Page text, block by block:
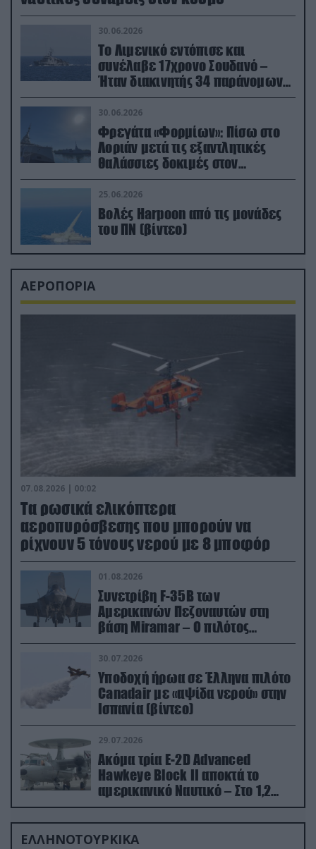
30.06.2026
Το Λιμενικό εντόπισε και
συνέλαβε 17χρονο Σουδανό –
Ήταν διακινητής 34 παράνομων
μεταναστών
30.06.2026
Φρεγάτα «Φορμίων»: Πίσω στο
Λοριάν μετά τις εξαντλητικές
θαλάσσιες δοκιμές στον
απαιτητικό Βισκαϊκό
25.06.2026
Βολές Harpoon από τις μονάδες
του ΠΝ (βίντεο)
ΑΕΡΟΠΟΡΙΑ
07.08.2026 | 00:02
Τα ρωσικά ελικόπτερα
αεροπυρόσβεσης που μπορούν να
ρίχνουν 5 τόνους νερού με 8 μποφόρ
01.08.2026
Συνετρίβη F-35B των
Αμερικανών Πεζοναυτών στη
βάση Miramar – Ο πιλότος
εκτινάχθηκε εγκαίρως
30.07.2026
Υποδοχή ήρωα σε Έλληνα πιλότο
Canadair με «αψίδα νερού» στην
Ισπανία (βίντεο)
29.07.2026
Ακόμα τρία E-2D Advanced
Hawkeye Block II αποκτά το
αμερικανικό Ναυτικό – Στο 1,2
δισ.δολάρια το κόστος
ΕΛΛΗΝΟΤΟΥΡΚΙΚΑ